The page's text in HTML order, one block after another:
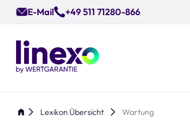
Skip
content
E-Mail +49 511 71280-866
Lexikon Übersicht Wartung